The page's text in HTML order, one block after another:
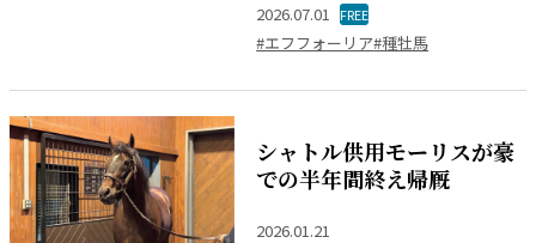
2026.07.01 FREE
#エフフォーリア#種牡馬
シャトル供用モーリスが豪
での半年間終え帰厩
2026.01.21